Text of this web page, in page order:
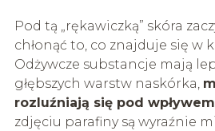
Pod tą „rękawiczką” skóra
chłonąć to, co znajduje się w
Odżywcze substancje mają
głębszych warstw naskórka,
rozluźniają się pod wpływem
zdjęciu parafiny są wyraźnie